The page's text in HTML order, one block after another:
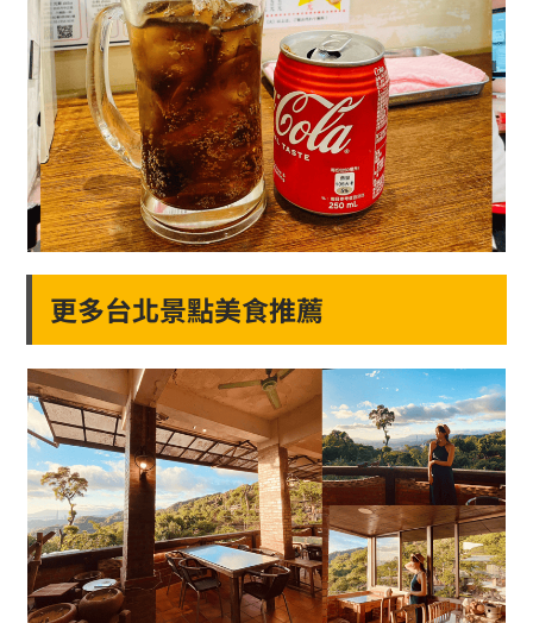
更多台北景點美食推薦